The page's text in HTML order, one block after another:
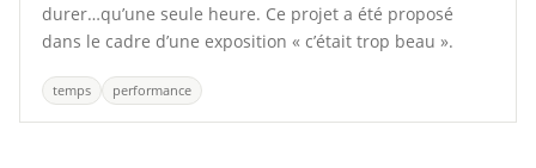
durer…qu’une seule heure. Ce projet a été proposé
dans le cadre d’une exposition « c’était trop beau ».
temps performance